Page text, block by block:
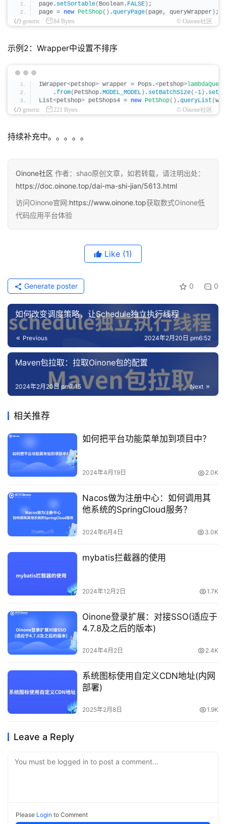
page. setSortable( Boolean. FALSE ) ;
page = new PetShop() .queryPage( page, queryWrapper ) ;
generic
84 Bytes © Oinone社区
示例2：Wrapper中设置不排序
IWrapper<petshop> wrapper = Pops.<petshop>lambdaQuery
    .
from( PetShop.MODEL_MODEL ) . setBatchSize( -1 ) .
List<petshop> petShops4 = new PetShop() .queryList (
generic
221 Bytes © Oinone社区
持续补充中。。。。。
Oinone社区 作者：shao原创文章，如若转载，请注明出处：
https://doc.oinone.top/dai-ma-shi-jian/5613.html
访问Oinone官网:https://www.oinone.top获取数式Oinone低
代码应用平台体验
Like (1)
0 0
Generate poster
如何改变调度策略，让Schedule独立执行线程
Previous 2024年2月20日 pm6:52
Maven包拉取：拉取Oinone包的配置
Next
2024年2月20日 pm7:15
相关推荐
如何把平台功能菜单加到项目中？
2024年4月19日 2.0K
Nacos做为注册中心：如何调用其
他系统的SpringCloud服务？
2024年6月4日 3.0K
mybatis拦截器的使用
2024年12月2日 1.7K
Oinone登录扩展：对接SSO(适应于
4.7.8及之后的版本)
2024年4月2日 2.4K
系统图标使用自定义CDN地址(内网
部署)
2025年2月8日 1.9K
Leave a Reply
You must be logged in to post a comment...
Please Login to Comment